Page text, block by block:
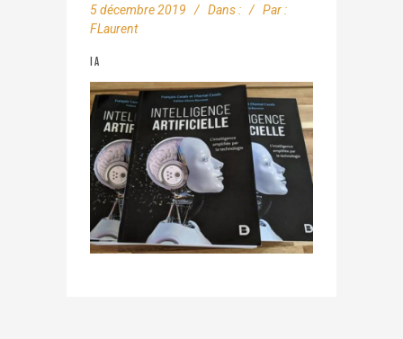
5 décembre 2019 Dans :
Par :
FLaurent
IA